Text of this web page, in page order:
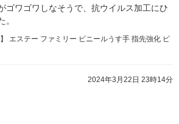
ゴワゴワしなそうで、抗ウイルス加工にひ
。
エステー ファミリー ビニールうす手 指先強化 ピ
2024年3月22日 23時14分